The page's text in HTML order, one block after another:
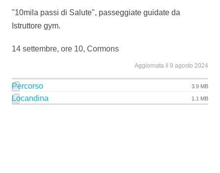
"10mila passi di Salute", passeggiate guidate da
Istruttore gym.
14 settembre, ore 10, Cormons
Aggiornata il 9 agosto 2024
Percorso 3.9 MB
Locandina 1.1 MB